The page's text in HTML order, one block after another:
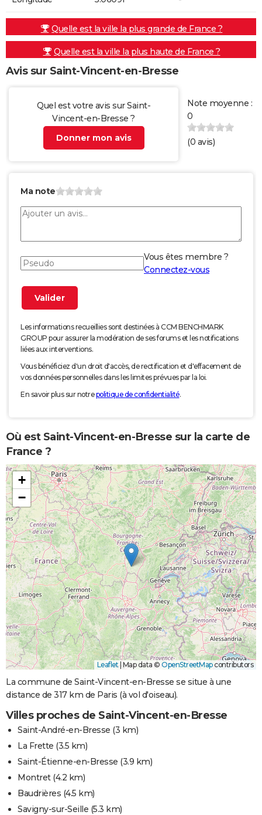
Quelle est la ville la plus grande de France ?
Quelle est la ville la plus haute de France ?
Avis sur Saint-Vincent-en-Bresse
Quel est votre avis sur Saint-
Vincent-en-Bresse ?
Donner mon avis
Note moyenne :
0
(0 avis)
Ma note
Vous êtes membre ?
Connectez-vous
Les informations recueillies sont destinées à CCM BENCHMARK
GROUP pour assurer la modération de ses forums et les notifications
liées aux interventions.
Vous bénéficiez d'un droit d'accès, de rectification et d'effacement de
vos données personnelles dans les limites prévues par la loi.
En savoir plus sur notrepolitique de confidentialité.
Où est Saint-Vincent-en-Bresse sur la carte de
France ?
+
−
Leaflet Map data ©OpenStreetMapcontributors
La commune de Saint-Vincent-en-Bresse se situe à une
distance de 317 km de Paris (à vol d'oiseau).
Villes proches de Saint-Vincent-en-Bresse
Saint-André-en-Bresse (3 km)
La Frette (3.5 km)
Saint-Étienne-en-Bresse (3.9 km)
Montret(4.2 km)
Baudrières (4.5 km)
Savigny-sur-Seille (5.3 km)